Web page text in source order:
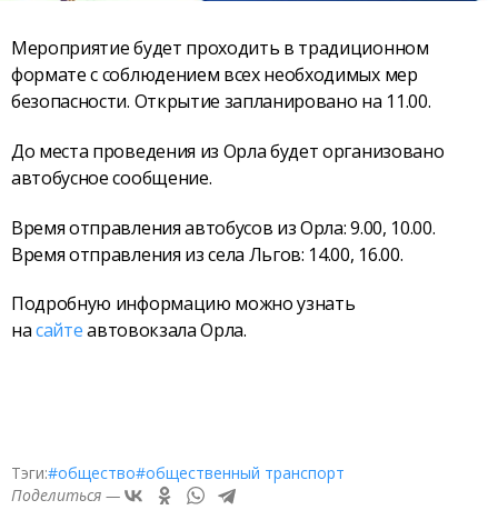
Мероприятие будет проходить в традиционном
формате с соблюдением всех необходимых мер
безопасности. Открытие запланировано на 11.00.
До места проведения из Орла будет организовано
автобусное сообщение.
Время отправления автобусов из Орла: 9.00, 10.00.
Время отправления из села Льгов: 14.00, 16.00.
Подробную информацию можно узнать
насайтеавтовокзала Орла.
Тэги:#общество#общественный транспорт
Поделиться —